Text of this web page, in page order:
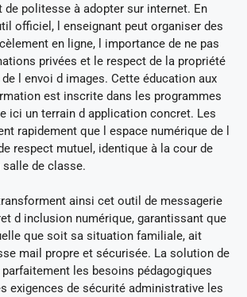
de politesse à adopter sur internet. En
officiel, l enseignant peut organiser des
en ligne, l importance de ne pas
privées et le respect de la propriété
l envoi d images. Cette éducation aux
est inscrite dans les programmes
ici un terrain d application concret. Les
rapidement que l espace numérique de l
respect mutuel, identique à la cour de
de classe.
ainsi cet outil de messagerie
d inclusion numérique, garantissant que
que soit sa situation familiale, ait
mail propre et sécurisée. La solution de
les besoins pédagogiques
exigences de sécurité administrative les